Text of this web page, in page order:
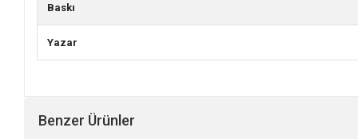
Baskı
Yazar
Benzer Ürünler